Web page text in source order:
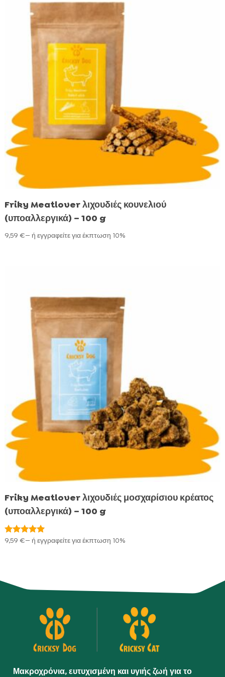
Friky Meatlover λιχουδιές κουνελιού
(υποαλλεργικά) – 100 g
9,59 €— ή εγγραφείτε για έκπτωση 10%
Friky Meatlover λιχουδιές μοσχαρίσιου κρέατος
(υποαλλεργικά) – 100 g
Βαθμολογήθηκε
9,59 €— ή εγγραφείτε για έκπτωση 10%
Μακροχρόνια, ευτυχισμένη και υγιής ζωή για το